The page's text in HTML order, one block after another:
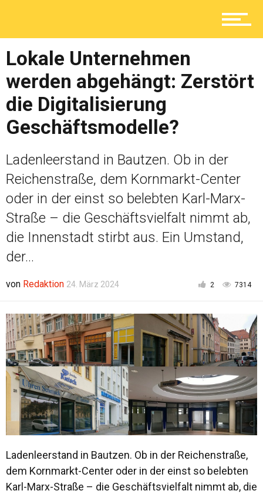
Shop
Lokale Unternehmen
werden abgehängt: Zerstört
die Digitalisierung
Geschäftsmodelle?
Ladenleerstand in Bautzen. Ob in der
Reichenstraße, dem Kornmarkt-Center
oder in der einst so belebten Karl-Marx-
Straße – die Geschäftsvielfalt nimmt ab,
die Innenstadt stirbt aus. Ein Umstand,
der...
von Redaktion 24. März 2024 2 7314
Ladenleerstand in Bautzen. Ob in der Reichenstraße,
dem Kornmarkt-Center oder in der einst so belebten
Karl-Marx-Straße – die Geschäftsvielfalt nimmt ab, die